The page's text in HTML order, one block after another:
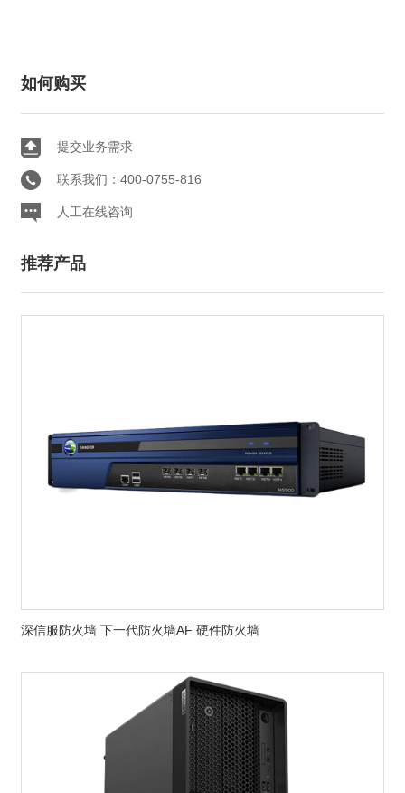
如何购买
提交业务需求
联系我们：400-0755-816
人工在线咨询
推荐产品
深信服防火墙 下一代防火墙AF 硬件防火墙